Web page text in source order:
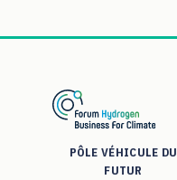
PÔLE VÉHICULE DU
FUTUR